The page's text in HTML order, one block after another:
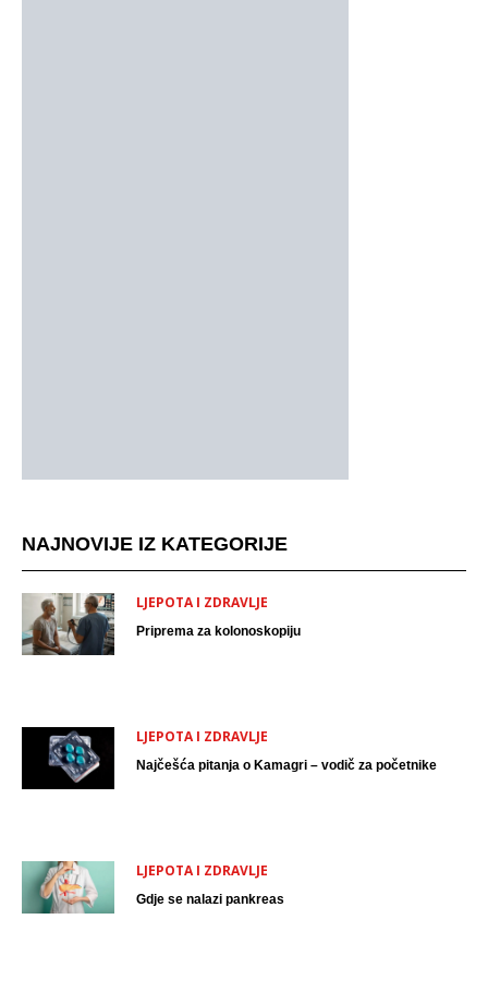
NAJNOVIJE IZ KATEGORIJE
LJEPOTA I ZDRAVLJE
Priprema za kolonoskopiju
LJEPOTA I ZDRAVLJE
Najčešća pitanja o Kamagri – vodič za početnike
LJEPOTA I ZDRAVLJE
Gdje se nalazi pankreas